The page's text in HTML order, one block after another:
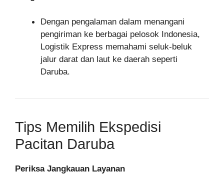
Dengan pengalaman dalam menangani
pengiriman ke berbagai pelosok Indonesia,
Logistik Express memahami seluk-beluk
jalur darat dan laut ke daerah seperti
Daruba.
Tips Memilih Ekspedisi
Pacitan Daruba
Periksa Jangkauan Layanan